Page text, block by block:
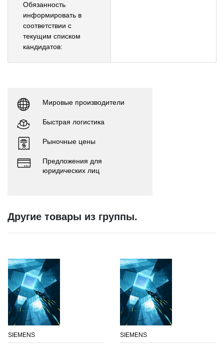
Обязанность
информировать в
соответствии с
текущим списком
кандидатов:
Мировые производители
Быстрая логистика
Рыночные цены
Предложения для
юридических лиц
Другие товары из группы.
SIEMENS SIEMENS